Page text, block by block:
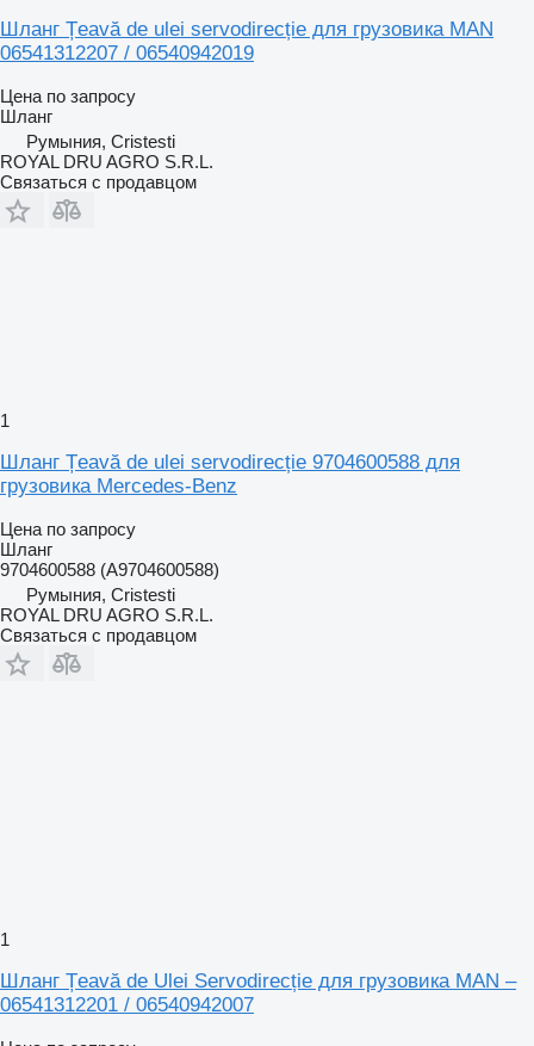
Шланг Țeavă de ulei servodirecție для грузовика MAN
06541312207 / 06540942019
Цена по запросу
Шланг
Румыния, Cristesti
ROYAL DRU AGRO S.R.L.
Связаться с продавцом
1
Шланг Țeavă de ulei servodirecție 9704600588 для
грузовика Mercedes-Benz
Цена по запросу
Шланг
9704600588 (A9704600588)
Румыния, Cristesti
ROYAL DRU AGRO S.R.L.
Связаться с продавцом
1
Шланг Țeavă de Ulei Servodirecție для грузовика MAN –
06541312201 / 06540942007